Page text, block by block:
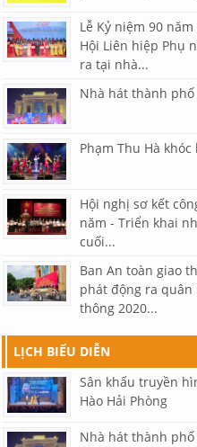
Lễ Kỷ niệm 90
Hội Liên hiệp Phụ
ra tại nhà...
Nhà hát thành phố
Phạm Thu Hà khóc
Hội nghị sơ kết
năm - Triển khai
cuối...
Ban An toàn giao
phát động ra quân
thông 2020...
LỊCH BIỂU DIỄN
Sân khấu truyền
Hào Hải Phòng
Nhà hát thành phố